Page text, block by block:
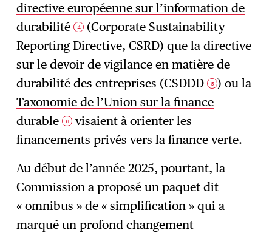
directive européenne sur l’information de
durabilité
4
(Corporate Sustainability
Reporting Directive, CSRD) que la directive
sur le devoir de vigilance en matière de
durabilité des entreprises (CSDDD 5 ) ou la
Taxonomie de l’Union sur la finance
durable
6
visaient à orienter les
financements privés vers la finance verte.
Au début de l’année 2025, pourtant, la
Commission a proposé un paquet dit
« omnibus » de « simplification » qui a
marqué un profond changement